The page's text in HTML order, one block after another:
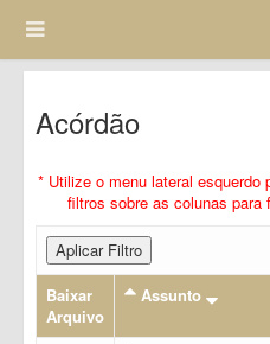
Acórdão
* Utilize o menu lateral esquerdo
filtros sobre as colunas para
Aplicar Filtro
Baixar
Arquivo
Assunto